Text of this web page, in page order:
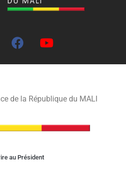
de la République du MALI
au Président